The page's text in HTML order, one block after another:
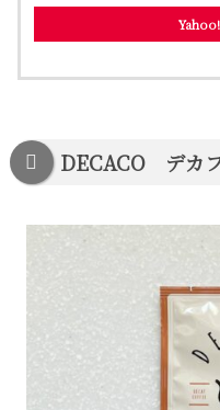
DECACO デカ